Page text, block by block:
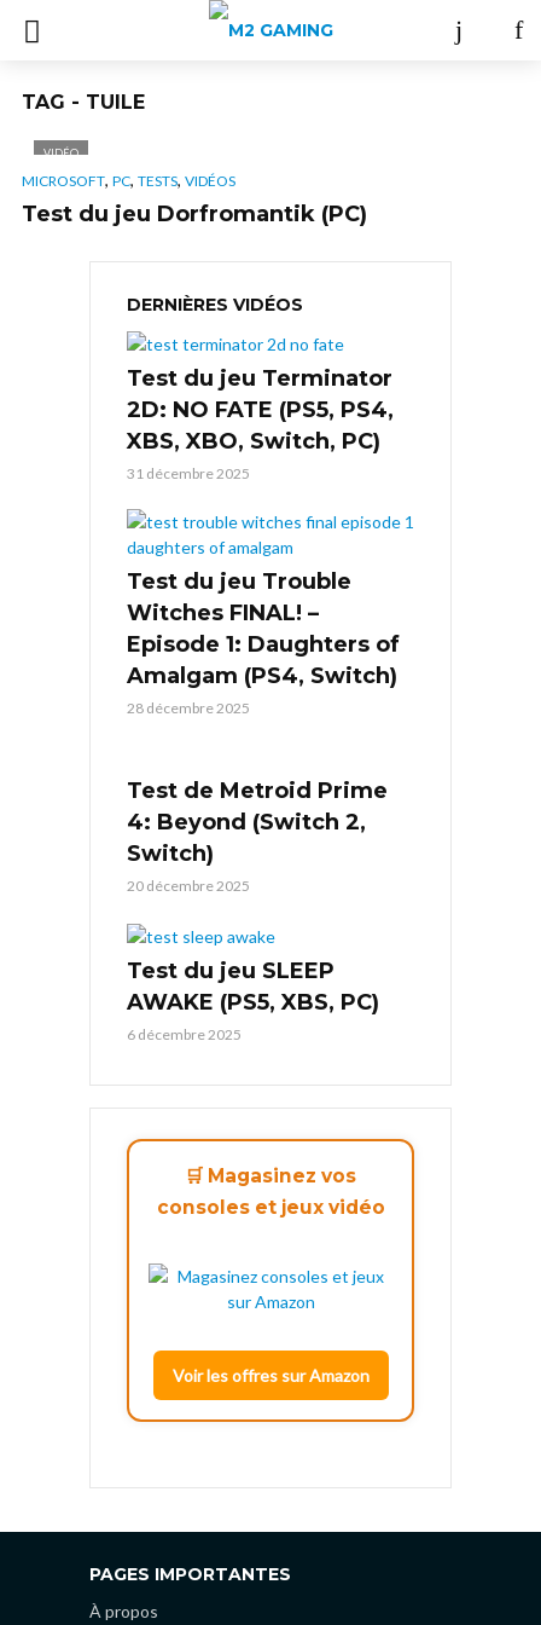
TAG - TUILE
VIDÉO
MICROSOFT, PC, TESTS, VIDÉOS
Test du jeu Dorfromantik (PC)
DERNIÈRES VIDÉOS
Test du jeu Terminator
2D: NO FATE (PS5, PS4,
XBS, XBO, Switch, PC)
31 décembre 2025
Test du jeu Trouble
Witches FINAL! –
Episode 1: Daughters of
Amalgam (PS4, Switch)
28 décembre 2025
Test de Metroid Prime
4: Beyond (Switch 2,
Switch)
20 décembre 2025
Test du jeu SLEEP
AWAKE (PS5, XBS, PC)
6 décembre 2025
🛒 Magasinez vos
consoles et jeux vidéo
Voir les offres sur Amazon
PAGES IMPORTANTES
À propos